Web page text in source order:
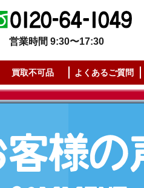
営業時間 9:30〜17:30
買取不可品 よくあるご質問